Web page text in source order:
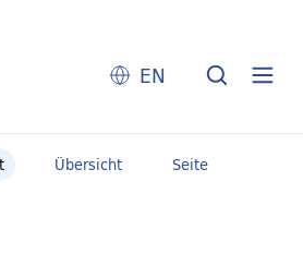
EN
Übersicht Seite